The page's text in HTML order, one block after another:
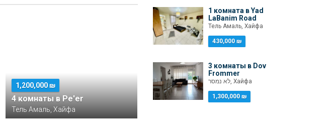
1,200,000 ₪
4 комнаты в Pe'er
Тель Амаль, Хайфа
1 комната в Yad
LaBanim Road
Тель Амаль, Хайфа
430,000 ₪
3 комнаты в Dov
Frommer
לא נמסר, Хайфа
1,300,000 ₪